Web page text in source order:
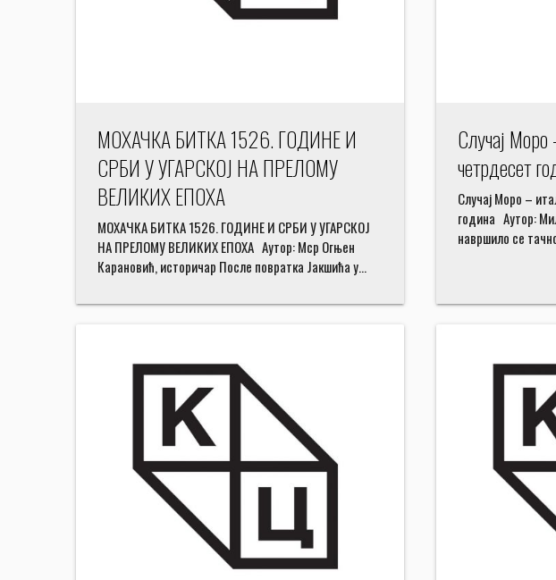
МОХАЧКА БИТКА 1526. ГОДИНЕ И
СРБИ У УГАРСКОЈ НА ПРЕЛОМУ
ВЕЛИКИХ ЕПОХА
МОХАЧКА БИТКА 1526. ГОДИНЕ И СРБИ У УГАРСКОЈ
НА ПРЕЛОМУ ВЕЛИКИХ ЕПОХА Аутор: Мср Огњен
Карановић, историчар После повратка Јакшића у…
Случај Моро
четрдесет
Случај Моро –
година Аутор:
навршило се